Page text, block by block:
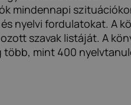
mindennapi
nyelvi fordulatokat. A
szavak listáját. A
több, mint 400